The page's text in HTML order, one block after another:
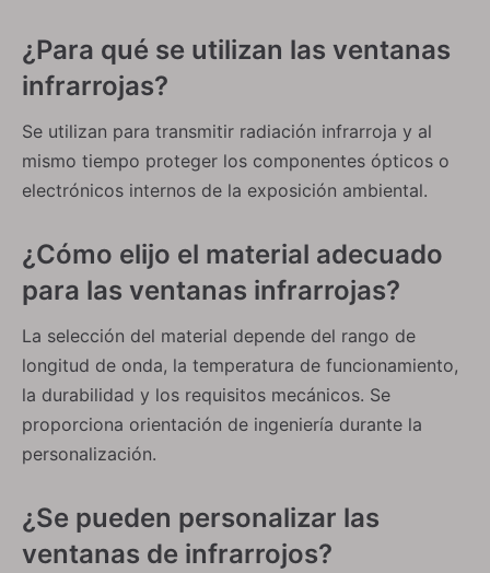
¿Para qué se utilizan las ventanas
infrarrojas?
Se utilizan para transmitir radiación infrarroja y al
mismo tiempo proteger los componentes ópticos o
electrónicos internos de la exposición ambiental.
¿Cómo elijo el material adecuado
para las ventanas infrarrojas?
La selección del material depende del rango de
longitud de onda, la temperatura de funcionamiento,
la durabilidad y los requisitos mecánicos. Se
proporciona orientación de ingeniería durante la
personalización.
¿Se pueden personalizar las
ventanas de infrarrojos?
Ventanas Brewster